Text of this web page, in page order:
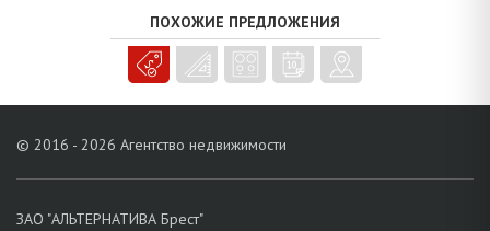
С нами легко реализовать мечту!ПОХОЖИЕ ПРЕДЛОЖЕНИЯ
© 2016 - 2026 Агентство недвижимости
ЗАО "АЛЬТЕРНАТИВА Брест"